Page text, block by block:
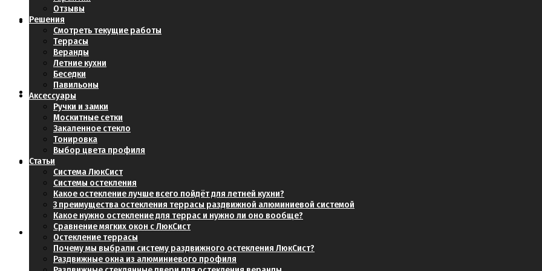
Отзывы
Решения
Смотреть текущие работы
Террасы
Веранды
Летние кухни
Беседки
Павильоны
Аксессуары
Ручки и замки
Москитные сетки
Закаленное стекло
Тонировка
Выбор цвета профиля
Статьи
Система ЛюкСист
Системы остекления
Какое остекление лучше всего пойдёт для летней кухни?
3 преимущества остекления террасы раздвижной алюминиевой системой
Какое нужно остекление для террас и нужно ли оно вообще?
Сравнение мягких окон с ЛюкСист
Остекление террасы
Почему мы выбрали систему раздвижного остекления ЛюкСист?
Раздвижные окна из алюминиевого профиля
Технические моменты остекления террасы холодным раздвижным остеклением
Какую систему раздвижного остекления выбрать для остекления террасы, веранды или беседки?
Какое остекление лучше всего пойдёт для летней кухни?
3 преимущества остекления террасы раздвижной алюминиевой системой